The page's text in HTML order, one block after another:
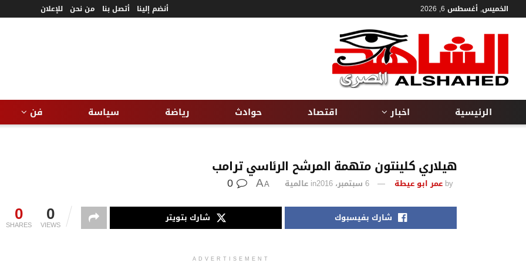
الخميس, أغسطس 6, 2026 أنضم إلينا أتصل بنا من نحن للإعلان
الرئيسية اخبار اقتصاد حوادث رياضة سياسة فن
هيلاري كلينتون متهمة المرشح الرئاسي ترامب
by عمر ابو عيطة 6 سبتمبر، 2016 in عالمية A
A
0
SHARES 0
VIEWS
شارك بفيسبوك شارك بتويتر
ADVERTISEMENT